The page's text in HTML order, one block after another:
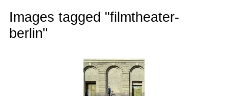
Images tagged "filmtheater-
berlin"